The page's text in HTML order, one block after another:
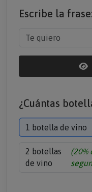
Escribe la frase:
¿Cuántas
1 botella de vino
2 botellas
de vino
(20%